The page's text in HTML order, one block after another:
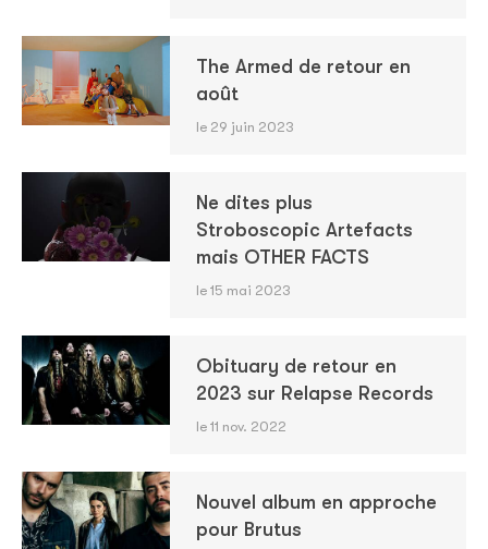
The Armed de retour en
août
le 29 juin 2023
Ne dites plus
Stroboscopic Artefacts
mais OTHER FACTS
le 15 mai 2023
Obituary de retour en
2023 sur Relapse Records
le 11 nov. 2022
Nouvel album en approche
pour Brutus